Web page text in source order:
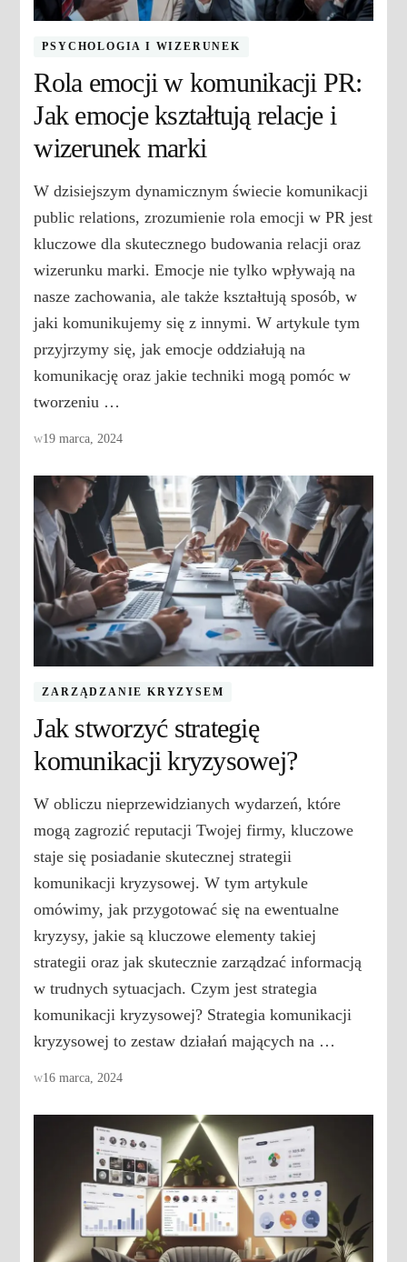
PSYCHOLOGIA I WIZERUNEK
Rola emocji w komunikacji PR:
Jak emocje kształtują relacje i
wizerunek marki
W dzisiejszym dynamicznym świecie komunikacji
public relations, zrozumienie rola emocji w PR jest
kluczowe dla skutecznego budowania relacji oraz
wizerunku marki. Emocje nie tylko wpływają na
nasze zachowania, ale także kształtują sposób, w
jaki komunikujemy się z innymi. W artykule tym
przyjrzymy się, jak emocje oddziałują na
komunikację oraz jakie techniki mogą pomóc w
tworzeniu …
w19 marca, 2024
ZARZĄDZANIE KRYZYSEM
Jak stworzyć strategię
komunikacji kryzysowej?
W obliczu nieprzewidzianych wydarzeń, które
mogą zagrozić reputacji Twojej firmy, kluczowe
staje się posiadanie skutecznej strategii
komunikacji kryzysowej. W tym artykule
omówimy, jak przygotować się na ewentualne
kryzysy, jakie są kluczowe elementy takiej
strategii oraz jak skutecznie zarządzać informacją
w trudnych sytuacjach. Czym jest strategia
komunikacji kryzysowej? Strategia komunikacji
kryzysowej to zestaw działań mających na …
w16 marca, 2024